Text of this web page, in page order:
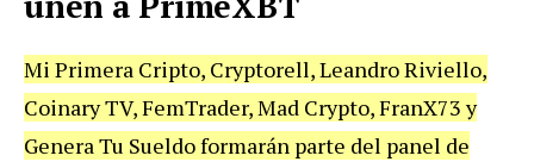
Mi Primera Cripto, Cryptorell, Leandro Riviello,
Coinary TV, FemTrader, Mad Crypto, FranX73 y
Genera Tu Sueldo formarán parte del panel de